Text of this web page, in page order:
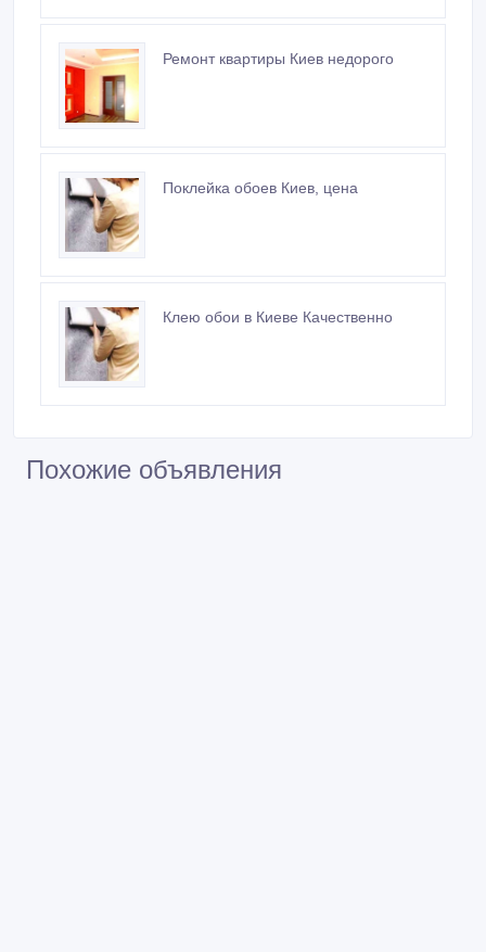
Ремонт квартиры Киев недорого
Поклейка обоев Киев, цена
Клею обои в Киеве Качественно
Похожие объявления